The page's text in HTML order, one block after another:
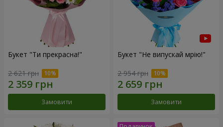
Букет "Ти прекрасна!"
2 621 грн
Замовити
Букет "Не випускай мрію!"
2 954 грн
Замовити